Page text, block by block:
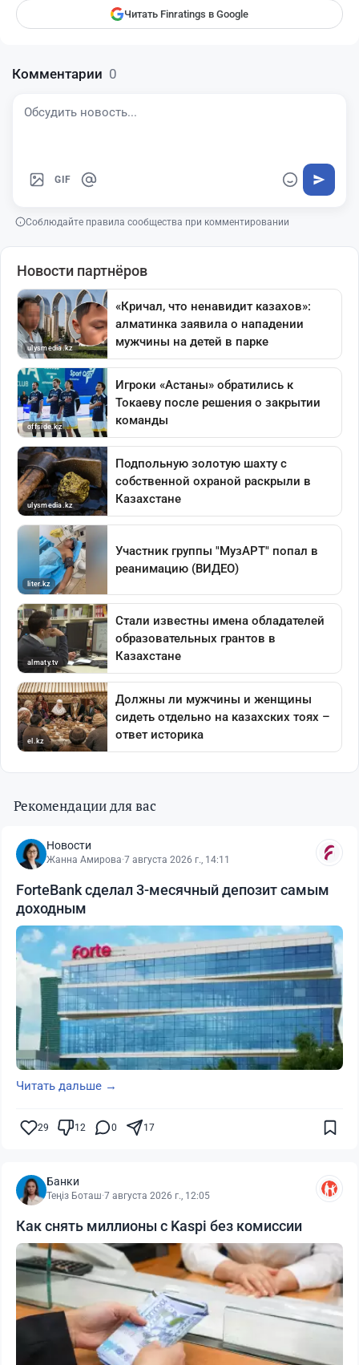
Читать Finratings в Google
Комментарии 0
GIF
Соблюдайте правила сообщества при комментировании
Рекомендации для вас
Новости
Жанна Амирова·7 августа 2026 г., 14:11
ForteBank сделал 3-месячный депозит самым
доходным
Читать дальше →
29 12 0 17
Банки
Теңіз Боташ·7 августа 2026 г., 12:05
Как снять миллионы с Kaspi без комиссии